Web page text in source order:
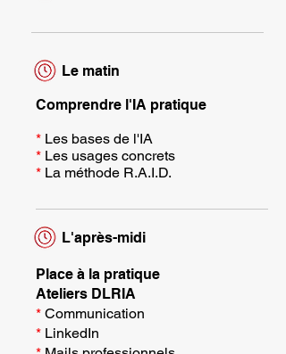
Le matin
Comprendre l'IA pratique
* Les bases de l'IA
* Les usages concrets
* La méthode R.A.I.D.
L'après-midi
Place à la pratique
Ateliers DLRIA
* Communication
* LinkedIn